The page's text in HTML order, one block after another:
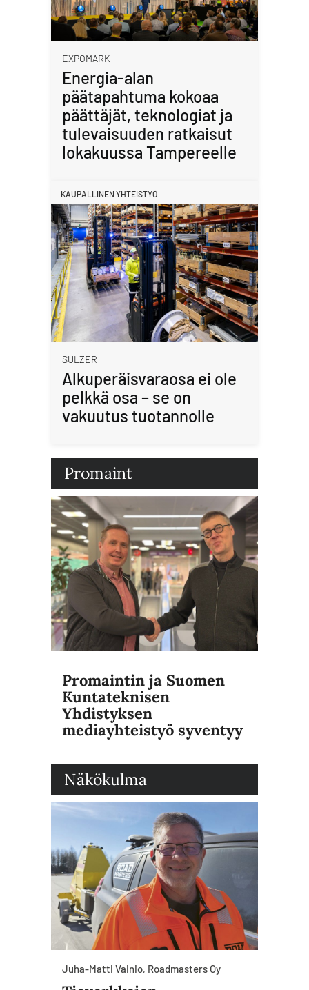
EXPOMARK
Energia-alan
päätapahtuma kokoaa
päättäjät, teknologiat ja
tulevaisuuden ratkaisut
lokakuussa Tampereelle
KAUPALLINEN YHTEISTYÖ
SULZER
Alkuperäisvaraosa ei ole
pelkkä osa – se on
vakuutus tuotannolle
Promaint
Promaintin ja Suomen
Kuntateknisen
Yhdistyksen
mediayhteistyö syventyy
Näkökulma
Juha-Matti Vainio, Roadmasters Oy